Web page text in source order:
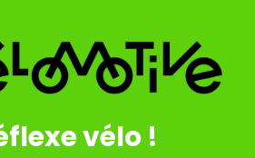
vélo !